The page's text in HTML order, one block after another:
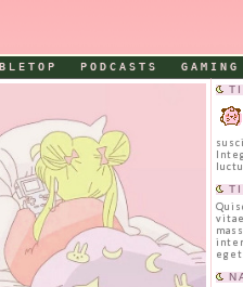
PODCASTS
GAMING